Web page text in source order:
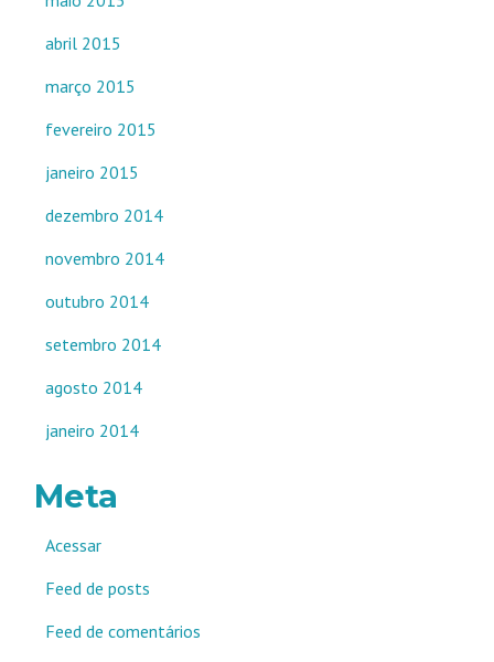
abril 2015
março 2015
fevereiro 2015
janeiro 2015
dezembro 2014
novembro 2014
outubro 2014
setembro 2014
agosto 2014
janeiro 2014
Meta
Acessar
Feed de posts
Feed de comentários